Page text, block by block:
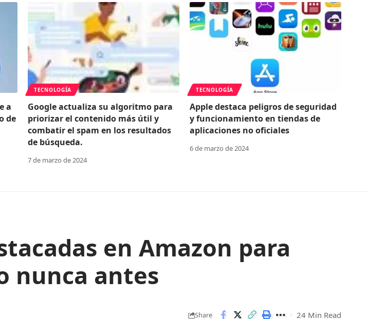
a
de
TECNOLOGÍA
Google actualiza su algoritmo para
priorizar el contenido más útil y
combatir el spam en los resultados
de búsqueda.
7 de marzo de 2024
TECNOLOGÍA
Apple destaca peligros de seguridad
y funcionamiento en tiendas de
aplicaciones no oficiales
6 de marzo de 2024
en Amazon para
nunca antes
Share 24 Min Read